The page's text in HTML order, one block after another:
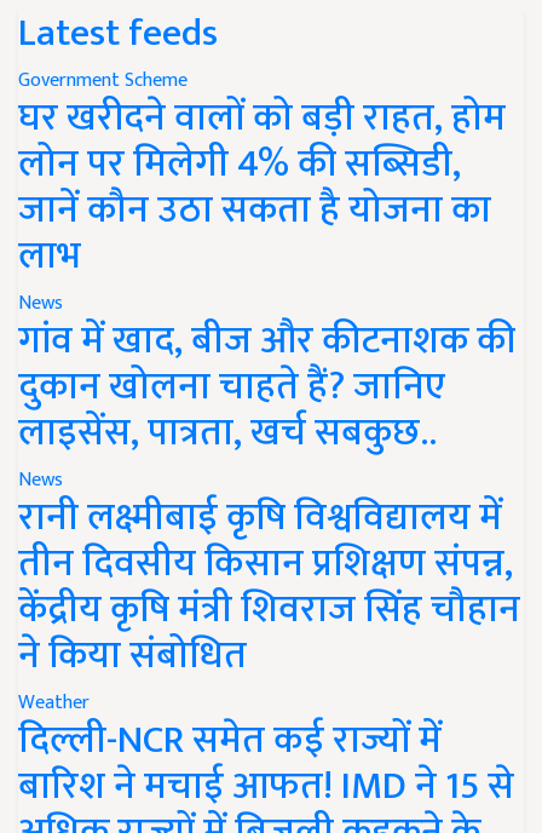
Latest feeds
Government Scheme
घर खरीदने वालों को बड़ी राहत, होम
लोन पर मिलेगी 4% की सब्सिडी,
जानें कौन उठा सकता है योजना का
लाभ
News
गांव में खाद, बीज और कीटनाशक की
दुकान खोलना चाहते हैं? जानिए
लाइसेंस, पात्रता, खर्च सबकुछ..
News
रानी लक्ष्मीबाई कृषि विश्वविद्यालय में
तीन दिवसीय किसान प्रशिक्षण संपन्न,
केंद्रीय कृषि मंत्री शिवराज सिंह चौहान
ने किया संबोधित
Weather
दिल्ली-NCR समेत कई राज्यों में
बारिश ने मचाई आफत! IMD ने 15 से